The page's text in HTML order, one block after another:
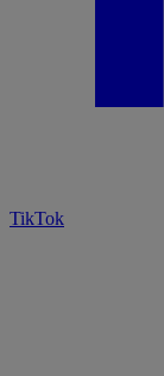
TikTok